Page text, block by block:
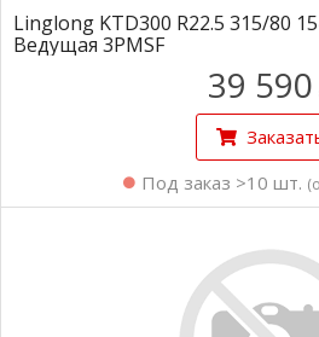
Linglong KTD300 R22.5 315/80
Ведущая 3PMSF
39 590
Под заказ >10 шт.